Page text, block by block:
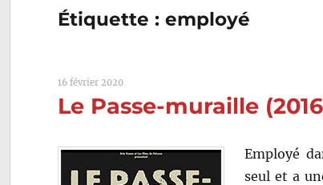
Étiquette :employé
16 février 2020
Le Passe-muraille
Employé
seul et a